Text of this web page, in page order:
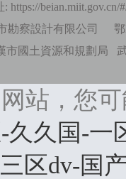
https://beian.miit.gov.cn/
勘察設計有限公司
市國土資源和規劃局
站，您
久国-一
区dv-国